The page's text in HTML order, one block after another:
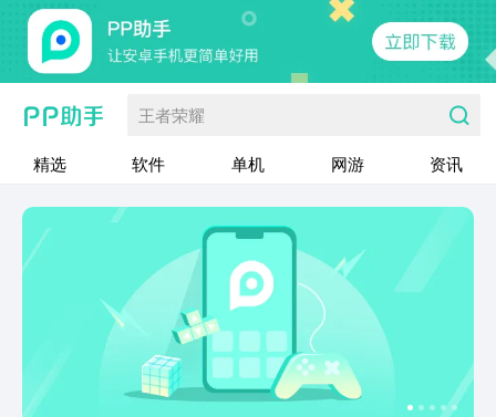
王者荣耀
精选 软件 单机 网游 资讯